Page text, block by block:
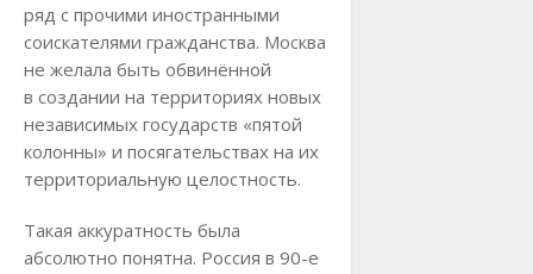
ряд с прочими иностранными
соискателями гражданства. Москва
не желала быть обвинённой
в создании на территориях новых
независимых государств «пятой
колонны» и посягательствах на их
территориальную целостность.
Такая аккуратность была
абсолютно понятна. Россия в 90-е